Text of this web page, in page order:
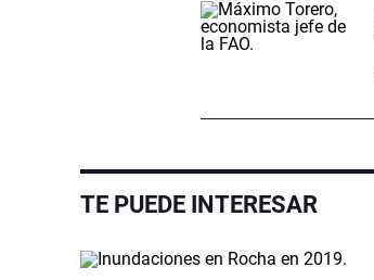
TE PUEDE INTERESAR